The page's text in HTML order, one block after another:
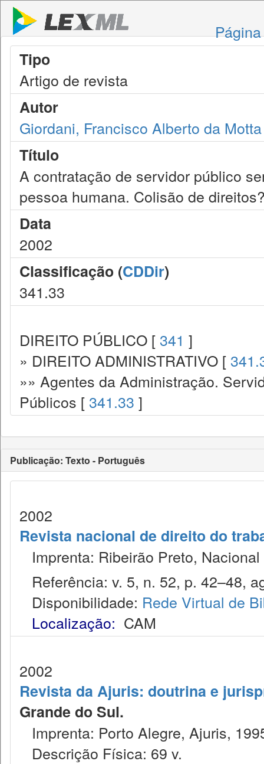
Tipo
Artigo de revista
Autor
Giordani, Francisco Alberto da
Título
A contratação de servidor público
pessoa humana. Colisão de
Data
2002
Classificação (CDDir)
341.33
DIREITO PÚBLICO [ 341 ]
» DIREITO ADMINISTRATIVO [
»» Agentes da Administração.
Públicos [ 341.33 ]
Publicação: Texto - Português
2002
Revista nacional de direito do
Imprenta: Ribeirão Preto,
Referência: v. 5, n. 52, p. 42–48,
Disponibilidade: Rede Virtual de
Localização: CAM
2002
Revista da Ajuris: doutrina e
Grande do Sul.
Imprenta: Porto Alegre, Ajuris,
Descrição Física: 69 v.